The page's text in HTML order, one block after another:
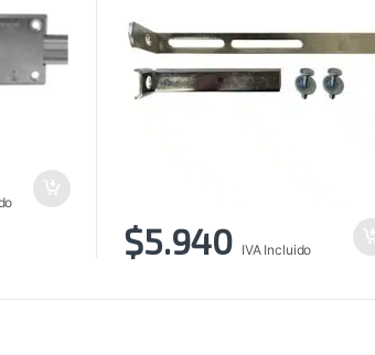
$5.940 IVA Incluido